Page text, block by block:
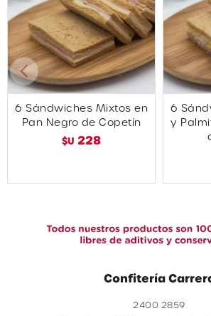
6 Sándwiches Mixtos en
Pan Negro de Copetín
$U 228
6
y
Confitería
2400 2859